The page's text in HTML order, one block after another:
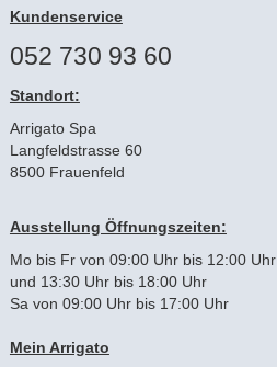
Kundenservice
052 730 93 60
Standort:
Arrigato Spa
Langfeldstrasse 60
8500 Frauenfeld
Ausstellung Öffnungszeiten:
Mo bis Fr von 09:00 Uhr bis 12:00 Uhr
und 13:30 Uhr bis 18:00 Uhr
Sa von 09:00 Uhr bis 17:00 Uhr
Mein Arrigato